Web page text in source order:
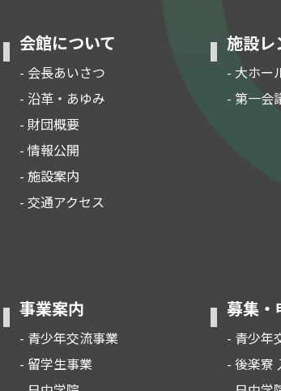
会館について
- 会長あいさつ
- 沿革・あゆみ
- 財団概要
- 情報公開
- 施設案内
- 交通アクセス
施設レ
- 大ホー
- 第一会
事業案内
- 青少年交流事業
- 留学生事業
募集・
- 青少年
- 後楽寮